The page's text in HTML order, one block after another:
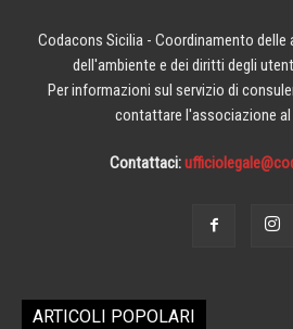
Codacons Sicilia - Coordinamento
dell'ambiente e dei diritti degli
Per informazioni sul servizio di
contattare l'associazione al
Contattaci:
ARTICOLI POPOLARI